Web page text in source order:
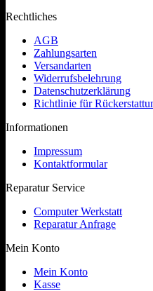
Rechtliches
AGB
Zahlungsarten
Versandarten
Widerrufsbelehrung
Datenschutzerklärung
Richtlinie für
Informationen
Impressum
Kontaktformular
Reparatur Service
Computer Werkstatt
Reparatur Anfrage
Mein Konto
Mein Konto
Kasse